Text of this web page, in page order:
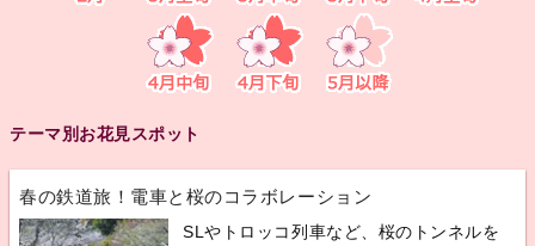
テーマ別お花見スポット
春の鉄道旅！電車と桜のコラボレーション
SLやトロッコ列車など、桜のトンネルを